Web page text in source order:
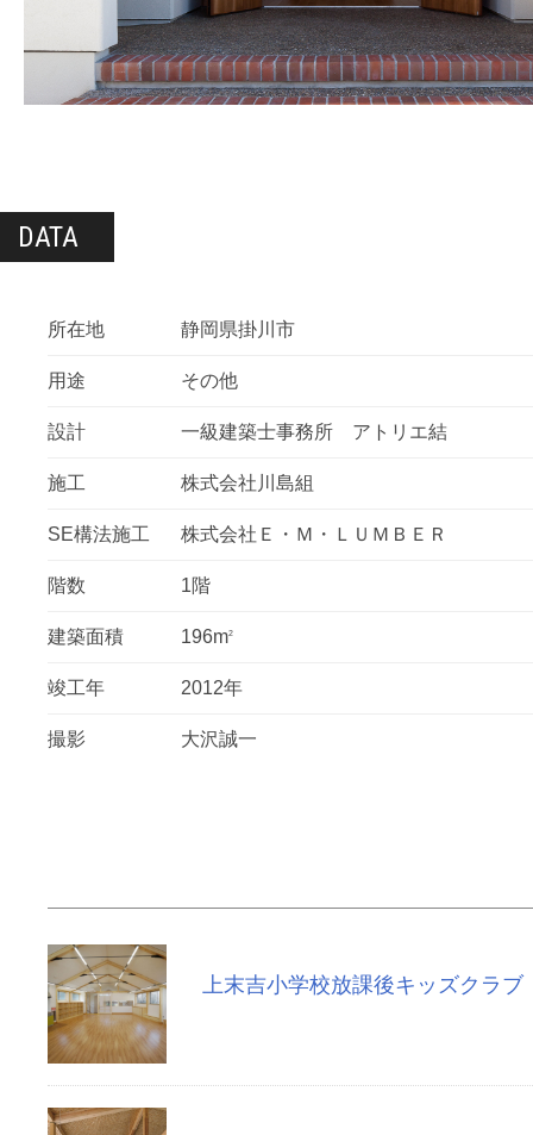
DATA
所在地 静岡県掛川市
用途 その他
設計 一級建築士事務所 アトリエ結
施工 株式会社川島組
SE構法施工 株式会社Ｅ・Ｍ・ＬＵＭＢＥＲ
階数 1階
建築面積 196m2
竣工年 2012年
撮影 大沢誠一
上末吉小学校放課後キッズクラブ